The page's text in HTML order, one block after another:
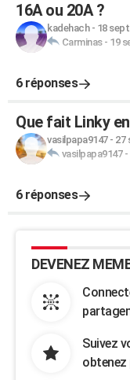
16A ou 20A ?
kadehach- 18
Carminas- 19
6 réponses
Que fait Linky
vasilpapa9147- 27
vasilpapa9147-
6 réponses
DEVENEZ
Suivez
obtenez